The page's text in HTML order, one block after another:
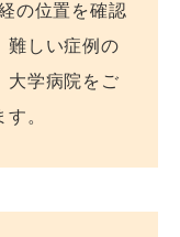
の位置を確認
難しい症例の
大学病院をご
。